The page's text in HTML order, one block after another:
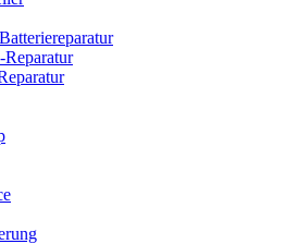
Reparatur